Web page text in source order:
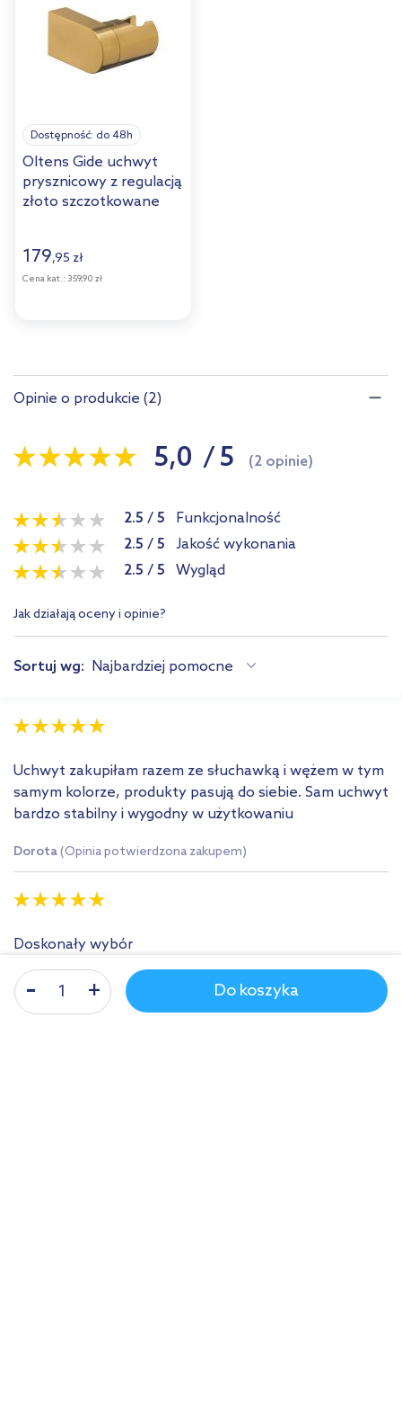
Do koszyka
Dostępność: do 48h
Oltens Gide uchwyt
prysznicowy z regulacją
złoto szczotkowane
179,95 zł
Cena kat.: 359,90 zł
Opinie o produkcie (2)
5,0 /5 (2 opinie)
2.5 / 5
Funkcjonalność
2.5 / 5
Jakość wykonania
2.5 / 5 Wygląd
Jak działają oceny i opinie?
Sortuj wg: Najbardziej pomocne
Uchwyt zakupiłam razem ze słuchawką i wężem w tym
samym kolorze, produkty pasują do siebie. Sam uchwyt
bardzo stabilny i wygodny w użytkowaniu
Dorota(Opinia potwierdzona zakupem)
Doskonały wybór
(Opinia potwierdzona zakupem)